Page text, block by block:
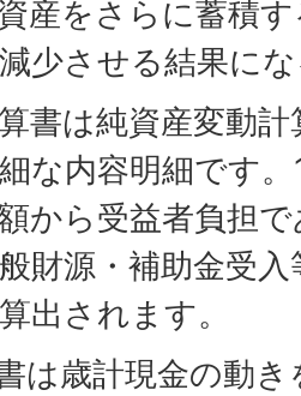
産をさらに蓄積
少させる結果に
書は純資産変動
な内容明細です
から受益者負担
財源・補助金受
出されます。
は歳計現金の動